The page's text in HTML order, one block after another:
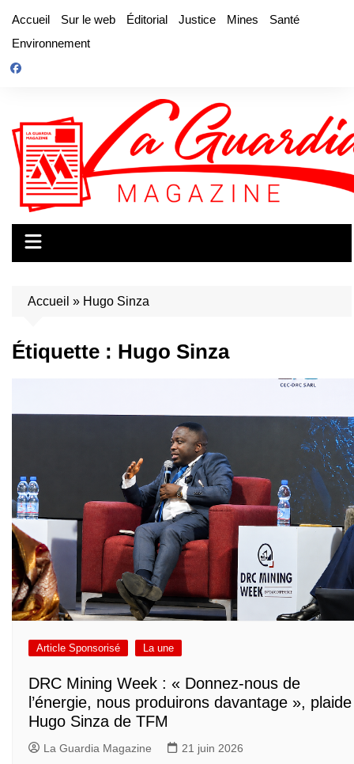
contenu
Accueil Sur le web Éditorial Justice Mines
Santé
Environnement
Accueil » Hugo Sinza
Étiquette : Hugo Sinza
Article Sponsorisé La une
DRC Mining Week : « Donnez-nous de
l’énergie, nous produirons davantage », plaide
Hugo Sinza de TFM
La Guardia Magazine 21 juin 2026